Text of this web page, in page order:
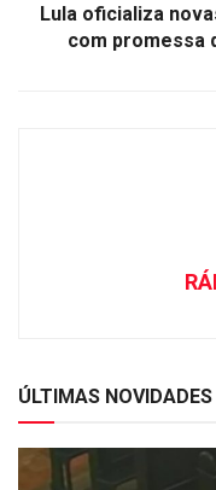
Lula oficializa
com promessa
ÚLTIMAS NOVIDADES